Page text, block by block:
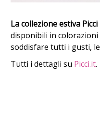
La collezione estiva Picci
disponibili in
soddisfare tutti i gusti,
Tutti i dettagli su Picci.it.